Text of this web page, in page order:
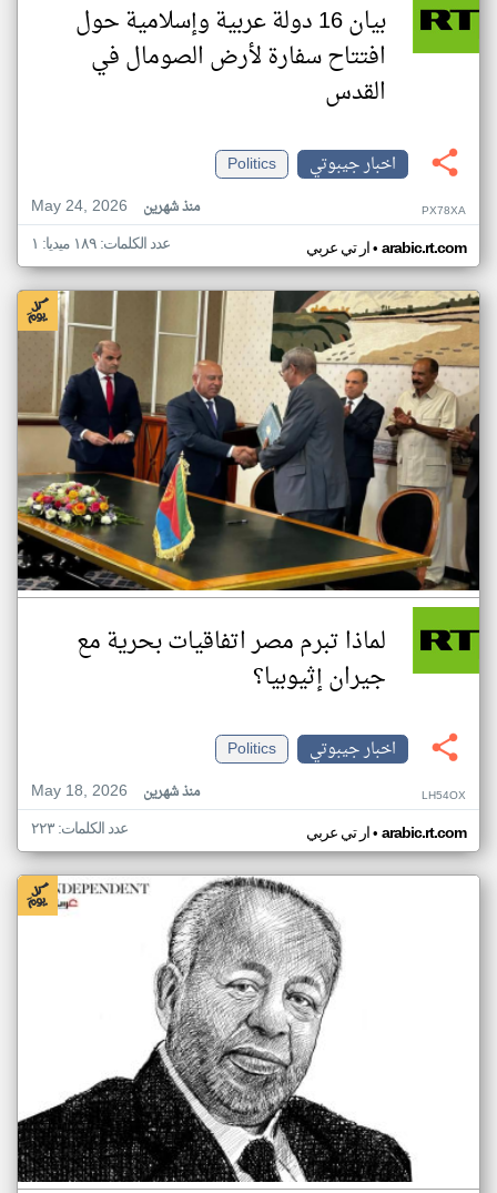
بيان 16 دولة عربية وإسلامية حول
افتتاح سفارة لأرض الصومال في
القدس
اخبار جيبوتي
Politics
May 24, 2026
منذ شهرين PX78XA
ار تي عربي• arabic.rt.com عدد الكلمات: ١٨٩ ميديا: ١
لماذا تبرم مصر اتفاقيات بحرية مع
جيران إثيوبيا؟
اخبار جيبوتي
Politics
May 18, 2026
منذ شهرين LH54OX
ار تي عربي• arabic.rt.com عدد الكلمات: ٢٢٣